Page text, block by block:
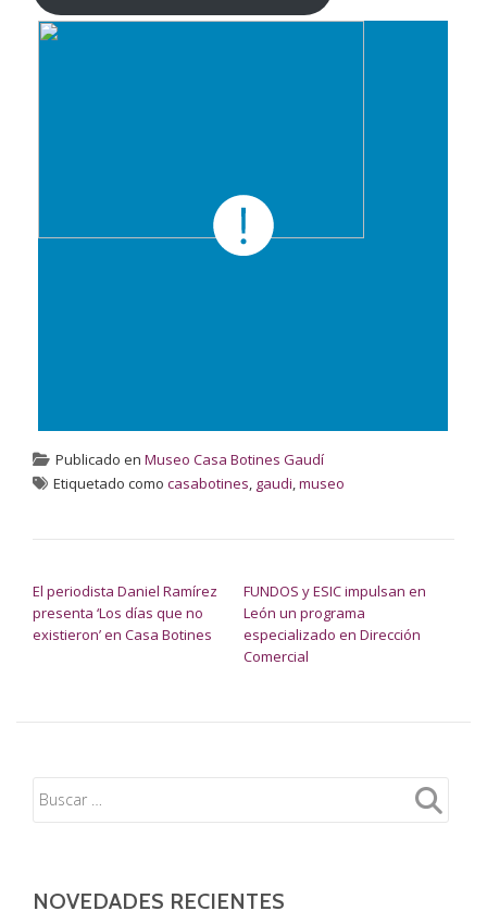
Publicado en Museo Casa Botines Gaudí
Etiquetado como casabotines, gaudi,museo
El periodista Daniel Ramírez
presenta ‘Los días que no
existieron’ en Casa Botines
FUNDOS y ESIC impulsan en
León un programa
especializado en Dirección
Comercial
NOVEDADES RECIENTES